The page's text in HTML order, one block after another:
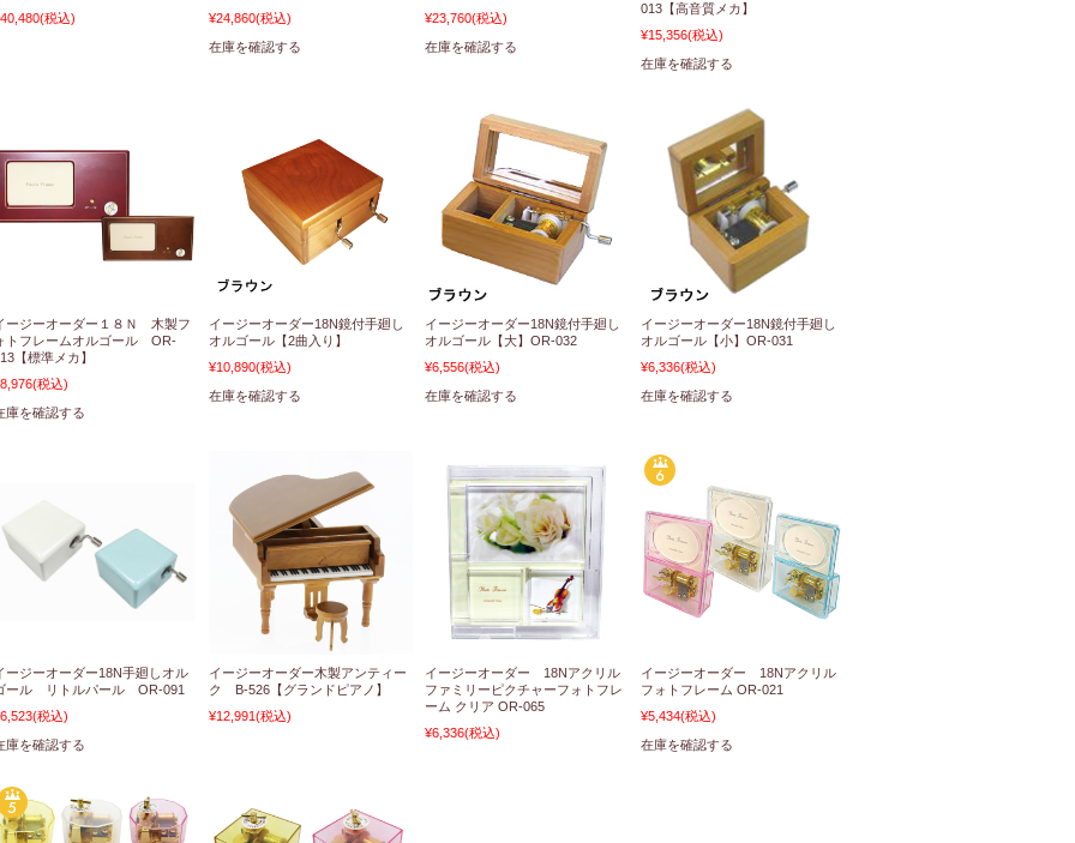
(税込)
¥24,860(税込)
在庫を確認する
¥23,760(税込)
在庫を確認する
013【高音質メカ】
¥15,356(税込)
在庫を確認する
ージーオーダー１８Ｎ 木製フ
トフレームオルゴール OR-
【標準メカ】
(税込)
庫を確認する
イージーオーダー18N鏡付手廻し
オルゴール【2曲入り】
¥10,890(税込)
在庫を確認する
イージーオーダー18N鏡付手廻し
オルゴール【大】OR-032
¥6,556(税込)
在庫を確認する
イージーオーダー18N鏡付手廻し
オルゴール【小】OR-031
¥6,336(税込)
在庫を確認する
ージーオーダー18N手廻しオル
ール リトルパール OR-091
(税込)
庫を確認する
イージーオーダー木製アンティー
ク B-526【グランドピアノ】
¥12,991(税込)
イージーオーダー 18Nアクリル
ファミリーピクチャーフォトフレ
ーム クリア OR-065
¥6,336(税込)
イージーオーダー 18Nアクリル
フォトフレーム OR-021
¥5,434(税込)
在庫を確認する